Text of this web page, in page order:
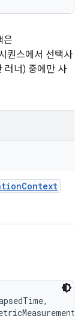
은
퀀스에서 선택사
러너) 중에만 사
Context